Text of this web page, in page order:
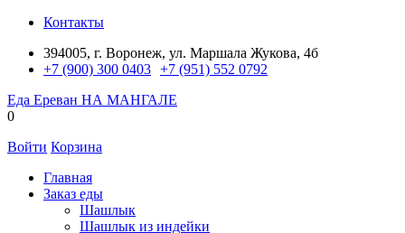
Контакты
394005, г. Воронеж, ул. Маршала Жукова, 4б
+7 (900) 300 0403 +7 (951) 552 0792
Еда Ереван НА МАНГАЛЕ
0
Войти Корзина
Главная
Заказ еды
Шашлык
Шашлык из индейки